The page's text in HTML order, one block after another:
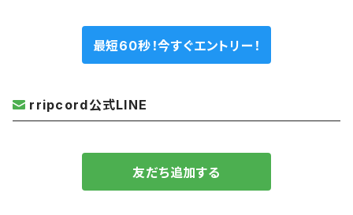
最短60秒！今すぐエントリー！
rripcord公式LINE
友だち追加する